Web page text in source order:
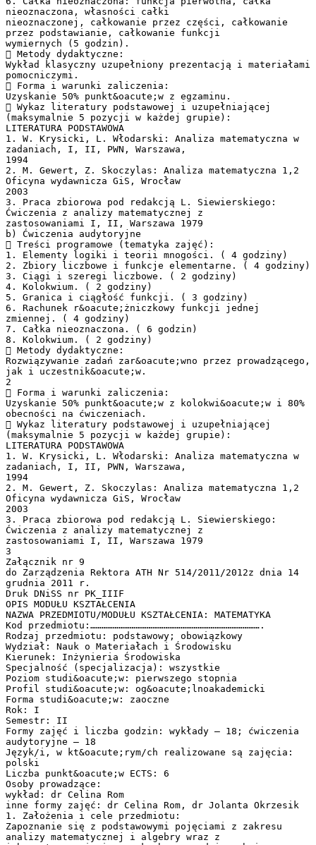
nieoznaczona, własności całki
nieoznaczonej, całkowanie przez części, całkowanie
przez podstawianie, całkowanie funkcji
wymiernych (5 godzin).
 Metody dydaktyczne:
Wykład klasyczny uzupełniony prezentacją i materiałami
pomocniczymi.
 Forma i warunki zaliczenia:
Uzyskanie 50% punkt&oacute;w z egzaminu.
 Wykaz literatury podstawowej i uzupełniającej
(maksymalnie 5 pozycji w każdej grupie):
LITERATURA PODSTAWOWA
1. W. Krysicki, L. Włodarski: Analiza matematyczna w
zadaniach, I, II, PWN, Warszawa,
1994
2. M. Gewert, Z. Skoczylas: Analiza matematyczna 1,2
Oficyna wydawnicza GiS, Wrocław
2003
3. Praca zbiorowa pod redakcją L. Siewierskiego:
Ćwiczenia z analizy matematycznej z
zastosowaniami I, II, Warszawa 1979
b) Ćwiczenia audytoryjne
 Treści programowe (tematyka zajęć):
1. Elementy logiki i teorii mnogości. ( 4 godziny)
2. Zbiory liczbowe i funkcje elementarne. ( 4 godziny)
3. Ciągi i szeregi liczbowe. ( 2 godziny)
4. Kolokwium. ( 2 godziny)
5. Granica i ciągłość funkcji. ( 3 godziny)
6. Rachunek r&oacute;żniczkowy funkcji jednej
zmiennej. ( 4 godziny)
7. Całka nieoznaczona. ( 6 godzin)
8. Kolokwium. ( 2 godziny)
 Metody dydaktyczne:
Rozwiązywanie zadań zar&oacute;wno przez prowadzącego,
jak i uczestnik&oacute;w.
2
 Forma i warunki zaliczenia:
Uzyskanie 50% punkt&oacute;w z kolokwi&oacute;w i 80%
obecności na ćwiczeniach.
 Wykaz literatury podstawowej i uzupełniającej
(maksymalnie 5 pozycji w każdej grupie):
LITERATURA PODSTAWOWA
1. W. Krysicki, L. Włodarski: Analiza matematyczna w
zadaniach, I, II, PWN, Warszawa,
1994
2. M. Gewert, Z. Skoczylas: Analiza matematyczna 1,2
Oficyna wydawnicza GiS, Wrocław
2003
3. Praca zbiorowa pod redakcją L. Siewierskiego:
Ćwiczenia z analizy matematycznej z
zastosowaniami I, II, Warszawa 1979
3
Załącznik nr 9
do Zarządzenia Rektora ATH Nr 514/2011/2012z dnia 14
grudnia 2011 r.
Druk DNiSS nr PK_IIIF
OPIS MODUŁU KSZTAŁCENIA
NAZWA PRZEDMIOTU/MODUŁU KSZTAŁCENIA: MATEMATYKA
Kod przedmiotu:……………………………………………………………………………….
Rodzaj przedmiotu: podstawowy; obowiązkowy
Wydział: Nauk o Materiałach i Środowisku
Kierunek: Inżynieria Środowiska
Specjalność (specjalizacja): wszystkie
Poziom studi&oacute;w: pierwszego stopnia
Profil studi&oacute;w: og&oacute;lnoakademicki
Forma studi&oacute;w: zaoczne
Rok: I
Semestr: II
Formy zajęć i liczba godzin: wykłady – 18; ćwiczenia
audytoryjne – 18
Język/i, w kt&oacute;rym/ch realizowane są zajęcia:
polski
Liczba punkt&oacute;w ECTS: 6
Osoby prowadzące:
wykład: dr Celina Rom
inne formy zajęć: dr Celina Rom, dr Jolanta Okrzesik
1. Założenia i cele przedmiotu:
Zapoznanie się z podstawowymi pojęciami z zakresu
analizy matematycznej i algebry wraz z